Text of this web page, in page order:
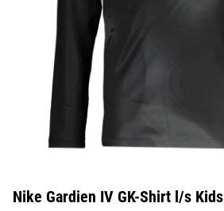
Nike Gardien IV GK-Shirt l/s Kids